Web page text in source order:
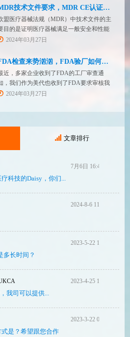
要求，即他们必须在沙特阿拉伯获得其设
务，FDASUNGO全球合规业务版图再添新模
。F
MDR技术文件要求，MDR CE认证办理
盟医疗器械法规（MDR）中技术文件的主
目的是证明医疗器械满足一般安全和性能
求。无论类别如何，所有医疗设备都必须
关技术文件的要求。MDR技术文档结构：
2024年03月27日
FDA检查来势汹汹，FDA验厂如何应对？
近，多家企业收到了FDA的工厂审查通
，我们作为美代也收到了FDA要求审核我
客户验厂的通知邮件。起因是2023年12
联合8位参议员认为FDA疏于检查中国和印度
2024年03月27日
文章排行
7月6日 16:47
科技的Daisy，你们...
2024-8-6 11:14
2023-5-22 10:43
多长时间？
2023-4-25 16:24
UKCA合‮过规‬程中，我司可‮提以‬供...
2023-3-22 08:31
是？希望跟您合作